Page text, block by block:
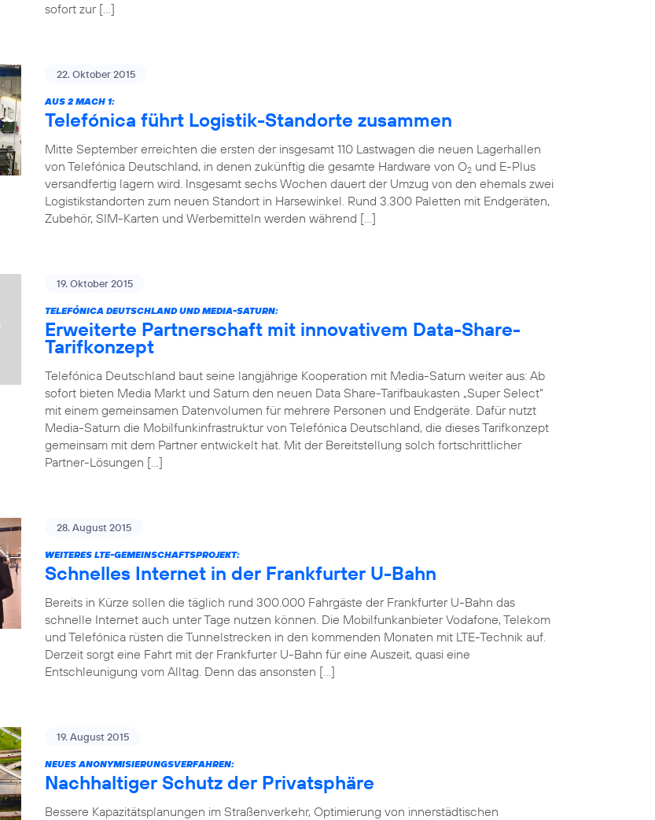
sofort zur […]
22. Oktober 2015
AUS 2 MACH 1:
Telefónica führt Logistik-Standorte zusammen
Mitte September erreichten die ersten der insgesamt 110 Lastwagen die neuen Lagerhallen
von Telefónica Deutschland, in denen zukünftig die gesamte Hardware von O2 und E-Plus
versandfertig lagern wird. Insgesamt sechs Wochen dauert der Umzug von den ehemals zwei
Logistikstandorten zum neuen Standort in Harsewinkel. Rund 3.300 Paletten mit Endgeräten,
Zubehör, SIM-Karten und Werbemitteln werden während […]
19. Oktober 2015
TELEFÓNICA DEUTSCHLAND UND MEDIA-SATURN:
Erweiterte Partnerschaft mit innovativem Data-Share-
Tarifkonzept
Telefónica Deutschland baut seine langjährige Kooperation mit Media-Saturn weiter aus: Ab
sofort bieten Media Markt und Saturn den neuen Data Share-Tarifbaukasten „Super Select“
mit einem gemeinsamen Datenvolumen für mehrere Personen und Endgeräte. Dafür nutzt
Media-Saturn die Mobilfunkinfrastruktur von Telefónica Deutschland, die dieses Tarifkonzept
gemeinsam mit dem Partner entwickelt hat. Mit der Bereitstellung solch fortschrittlicher
Partner-Lösungen […]
28. August 2015
WEITERES LTE-GEMEINSCHAFTSPROJEKT:
Schnelles Internet in der Frankfurter U-Bahn
Bereits in Kürze sollen die täglich rund 300.000 Fahrgäste der Frankfurter U-Bahn das
schnelle Internet auch unter Tage nutzen können. Die Mobilfunkanbieter Vodafone, Telekom
und Telefónica rüsten die Tunnelstrecken in den kommenden Monaten mit LTE-Technik auf.
Derzeit sorgt eine Fahrt mit der Frankfurter U-Bahn für eine Auszeit, quasi eine
Entschleunigung vom Alltag. Denn das ansonsten […]
19. August 2015
NEUES ANONYMISIERUNGSVERFAHREN:
Nachhaltiger Schutz der Privatsphäre
Bessere Kapazitätsplanungen im Straßenverkehr, Optimierung von innerstädtischen